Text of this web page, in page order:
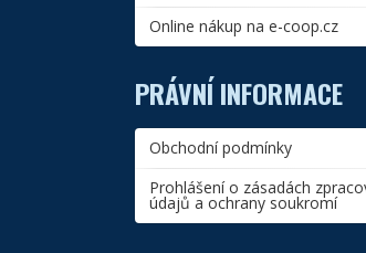
Online nákup na e-coop.cz
PRÁVNÍ INFORMACE
Obchodní podmínky
Prohlášení o zásadách
údajů a ochrany soukromí